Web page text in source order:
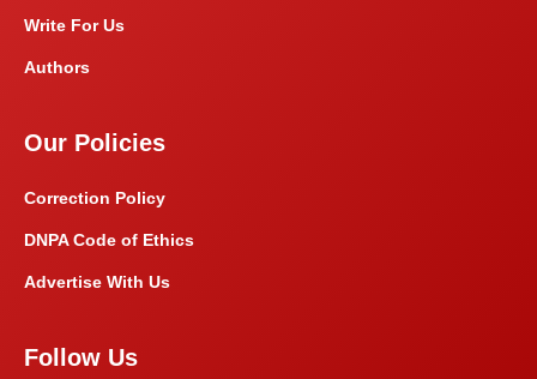
Write For Us
Authors
Our Policies
Correction Policy
DNPA Code of Ethics
Advertise With Us
Follow Us